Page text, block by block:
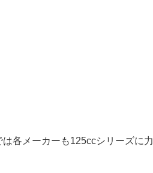
各メーカーも125ccシリーズに力